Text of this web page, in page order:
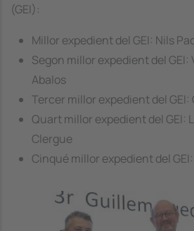
(GEI):
Millor expedient del GEI: Nils
Segon millor expedient del
Abalos
Tercer millor expedient del GEI:
Quart millor expedient del GEI:
Clergue
Cinqué millor expedient del